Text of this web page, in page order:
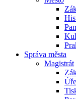
Správa města
Magistrát